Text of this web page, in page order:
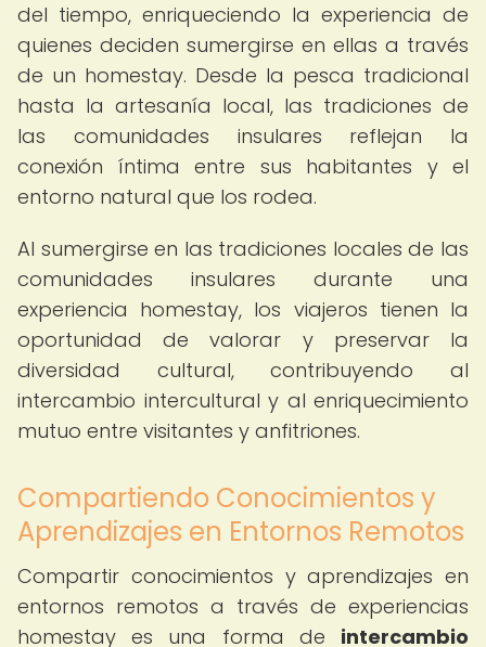
del tiempo, enriqueciendo la experiencia de
quienes deciden sumergirse en ellas a través
de un homestay. Desde la pesca tradicional
hasta la artesanía local, las tradiciones de
las comunidades insulares reflejan la
conexión íntima entre sus habitantes y el
entorno natural que los rodea.
Al sumergirse en las tradiciones locales de las
comunidades insulares durante una
experiencia homestay, los viajeros tienen la
oportunidad de valorar y preservar la
diversidad cultural, contribuyendo al
intercambio intercultural y al enriquecimiento
mutuo entre visitantes y anfitriones.
Compartiendo Conocimientos y
Aprendizajes en Entornos Remotos
Compartir conocimientos y aprendizajes en
entornos remotos a través de experiencias
homestay es una forma de intercambio